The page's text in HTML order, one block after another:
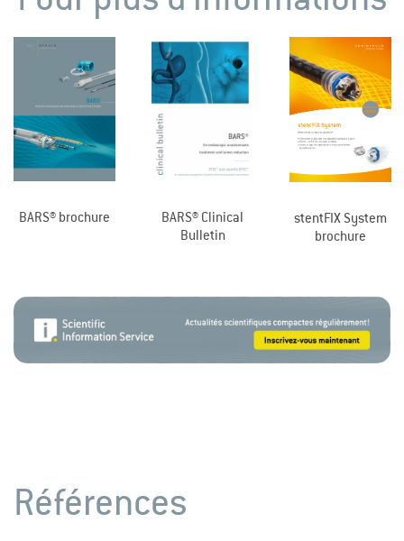
BARS® brochure
BARS® Clinical
Bulletin
stentFIX System
brochure
Références